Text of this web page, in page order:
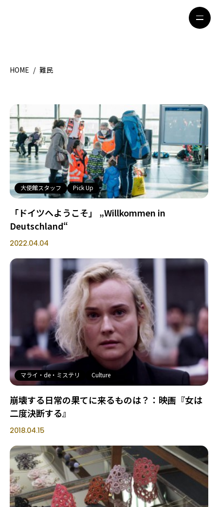
HOME
観光ガイド
留学＆キャリア
ライフスタイル
著者一覧
ライター募集
HOME / 難民
大使館スタッフ Pick Up
「ドイツへようこそ」 „Willkommen in
Deutschland“
2022.04.04
マライ・de・ミステリ Culture
崩壊する日常の果てに来るものは？：映画『女は
二度決断する』
2018.04.15